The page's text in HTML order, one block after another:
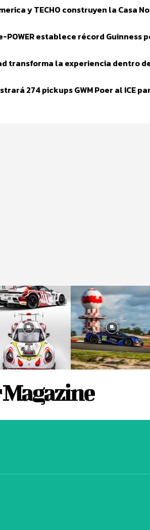
y TECHO construyen la Casa
POWER establece récord Guinness
transforma la experiencia dentro
274 pickups GWM Poer al ICE